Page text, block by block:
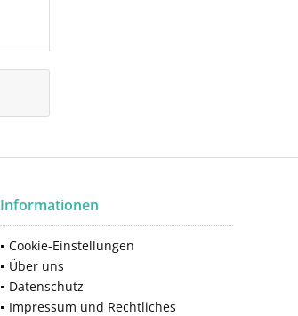
Informationen
Cookie-Einstellungen
Über uns
Datenschutz
Impressum und Rechtliches